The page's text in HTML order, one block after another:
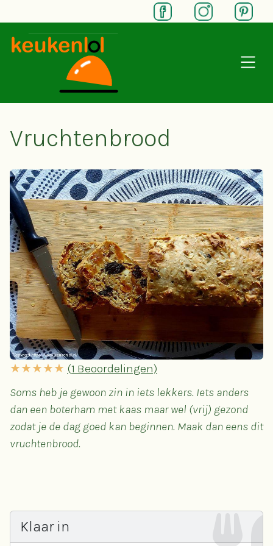
SKIP TO MAIN CONTENT
Vruchtenbrood
(1 Beoordelingen)
Soms heb je gewoon zin in iets lekkers. Iets anders
dan een boterham met kaas maar wel (vrij) gezond
zodat je de dag goed kan beginnen. Maak dan eens dit
vruchtenbrood.
Klaar in